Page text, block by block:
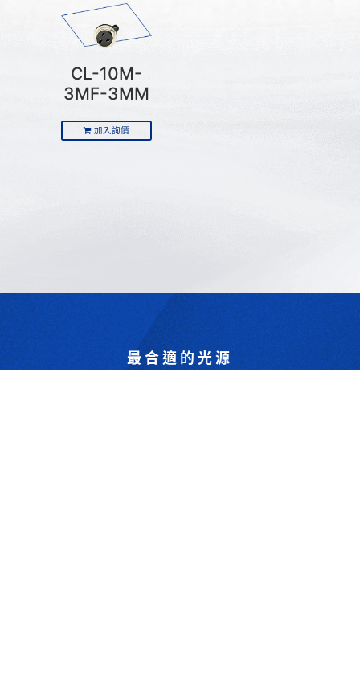
CL-10M-
3MF-3MM
加入詢價
最合適的光源